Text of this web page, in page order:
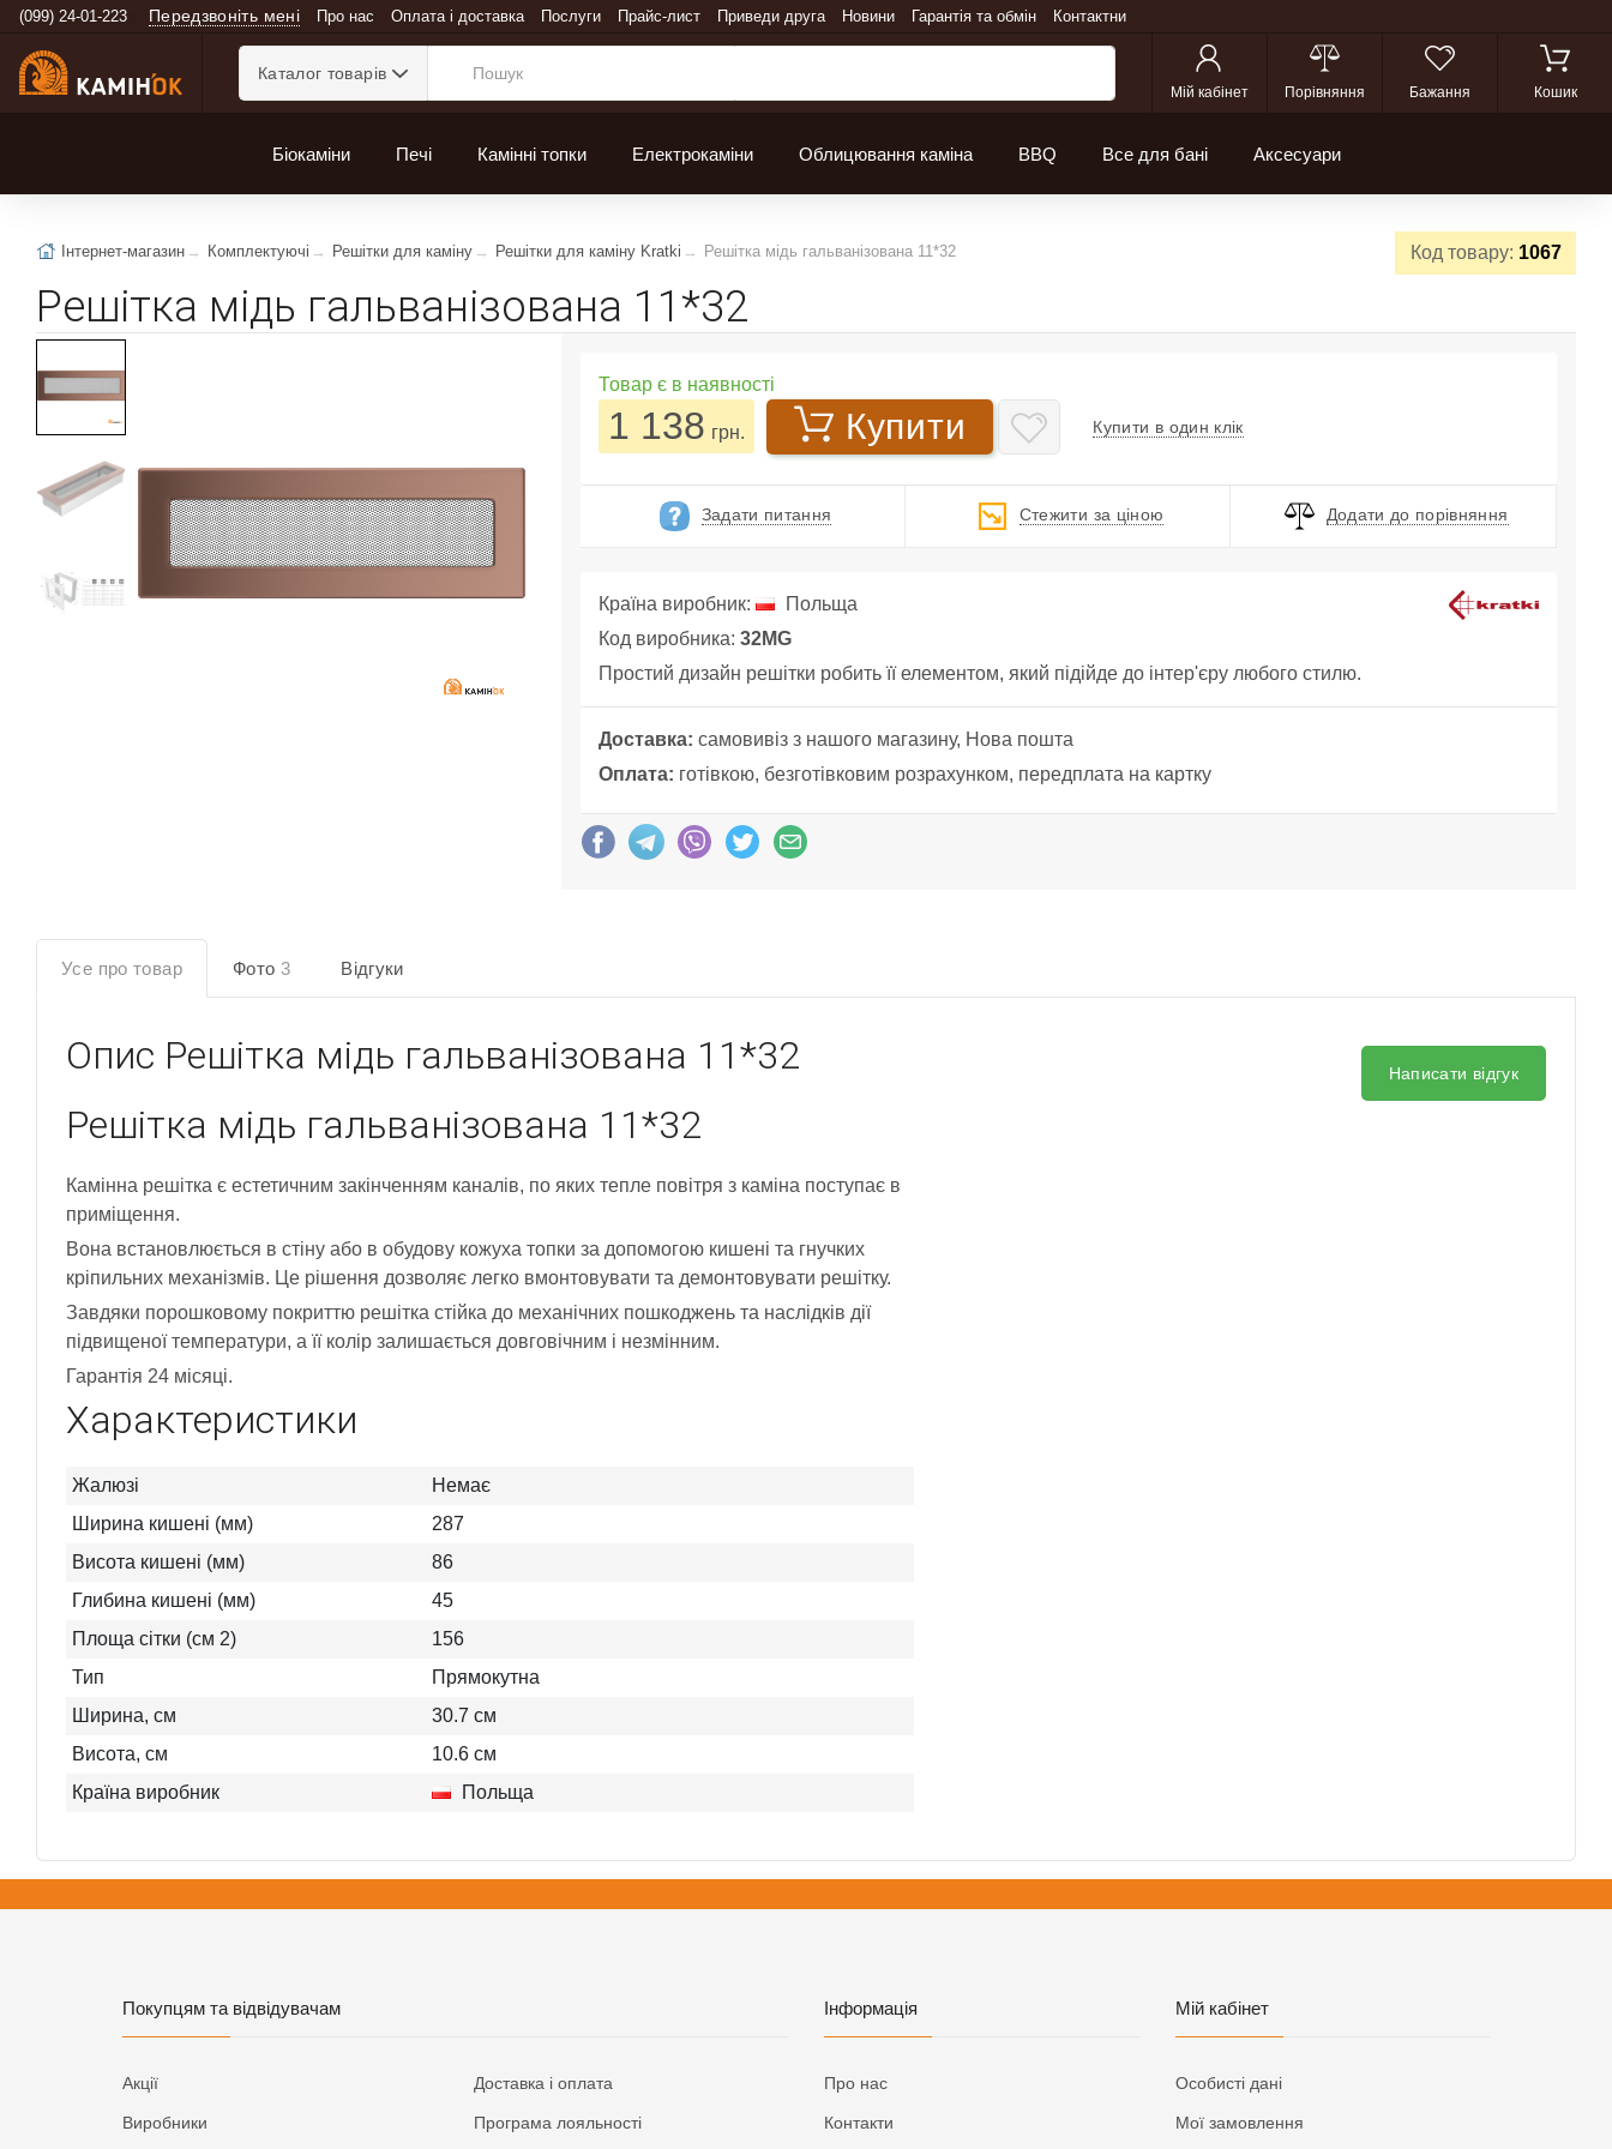
(099) 24-01-223 Передзвоніть мені Про нас Оплата і доставка Послуги Прайс-лист Приведи друга Новини Гарантія та обмін Контактни
Каталог товарів
Мій кабінет Порівняння Бажання Кошик
Біокаміни Печі Камінні топки Електрокаміни Облицювання каміна BBQ Все для бані Аксесуари
Код товару: 1067
Інтернет-магазин Комплектуючі Решітки для каміну Решітки для каміну Kratki Решітка мідь гальванізована 11*32
Решітка мідь гальванізована 11*32
Товар є в наявності
1 138 грн. Купити Купити в один клік
Задати питання Стежити за ціною Додати до порівняння
Країна виробник:
Польща
Код виробника: 32MG
Простий дизайн решітки робить її елементом, який підійде до інтер'єру любого стилю.
Доставка: самовивіз з нашого магазину, Нова пошта
Оплата: готівкою, безготівковим розрахунком, передплата на картку
Усе про товар Фото 3 Відгуки
Опис Решітка мідь гальванізована 11*32
Решітка мідь гальванізована 11*32
Камінна решітка є естетичним закінченням каналів, по яких тепле повітря з каміна поступає в
приміщення.
Вона встановлюється в стіну або в обудову кожуха топки за допомогою кишені та гнучких
кріпильних механізмів. Це рішення дозволяє легко вмонтовувати та демонтовувати решітку.
Завдяки порошковому покриттю решітка стійка до механічних пошкоджень та наслідків дії
підвищеної температури, а її колір залишається довговічним і незмінним.
Гарантія 24 місяці.
Характеристики
Жалюзі
Немає
Ширина кишені (мм)
287
Висота кишені (мм)
86
Глибина кишені (мм)
45
Площа сітки (см 2)
156
Тип
Прямокутна
Ширина, см
30.7 см
Висота, см
10.6 см
Країна виробник
Польща
Написати відгук
Покупцям та відвідувачам
Акції
Виробники
Доставка і оплата
Програма лояльності
Інформація
Про нас
Контакти
Мій кабінет
Особисті дані
Мої замовлення